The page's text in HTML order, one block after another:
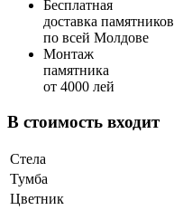
Бесплатная
доставка памятников
по всей Молдове
Монтаж
памятника
от 4000 лей
В стоимость входит
Стела
Тумба
Цветник